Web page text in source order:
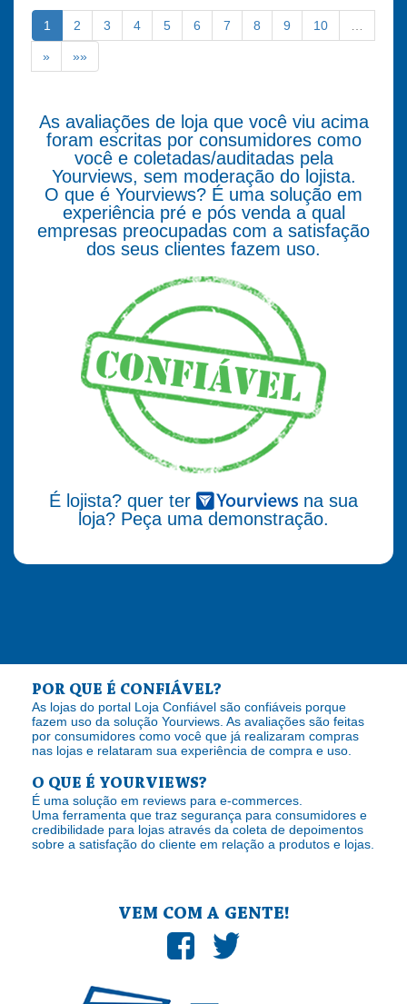
1 2 3 4 5 6 7 8 9 10
» »»
As avaliações de loja que você viu acima
foram escritas por consumidores como
você e coletadas/auditadas pela
Yourviews, sem moderação do lojista.
O que é Yourviews? É uma solução em
experiência pré e pós venda a qual
empresas preocupadas com a satisfação
dos seus clientes fazem uso.
É lojista? quer ter
na sua
loja? Peça uma demonstração.
POR QUE É CONFIÁVEL?
As lojas do portal Loja Confiável são confiáveis porque
fazem uso da solução Yourviews. As avaliações são feitas
por consumidores como você que já realizaram compras
nas lojas e relataram sua experiência de compra e uso.
O QUE É YOURVIEWS?
É uma solução em reviews para e-commerces.
Uma ferramenta que traz segurança para consumidores e
credibilidade para lojas através da coleta de depoimentos
sobre a satisfação do cliente em relação a produtos e lojas.
VEM COM A GENTE!